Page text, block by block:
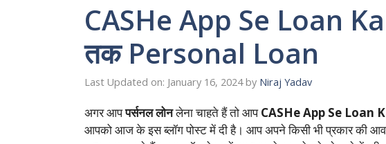
CASHe App Se Loan
तक Personal Loan
Last Updated on: January 16, 2024 by Niraj Yadav
अगर आपपर्सनल लोनलेना चाहते हैं तो आपCASHe App Se Loan
आपको आज के इस ब्लॉग पोस्ट में दी है। आप अपने किसी भी प्रकार की